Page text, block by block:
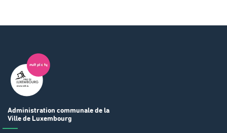
Administration communale de la
Ville de Luxembourg